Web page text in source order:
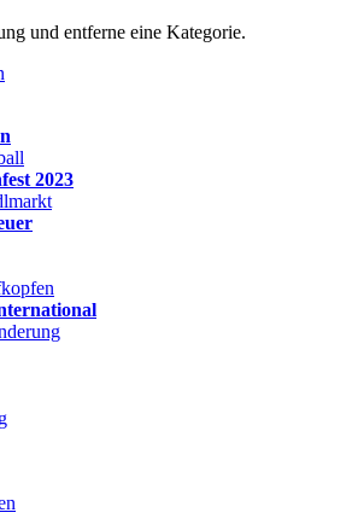
und entferne eine Kategorie.
2023